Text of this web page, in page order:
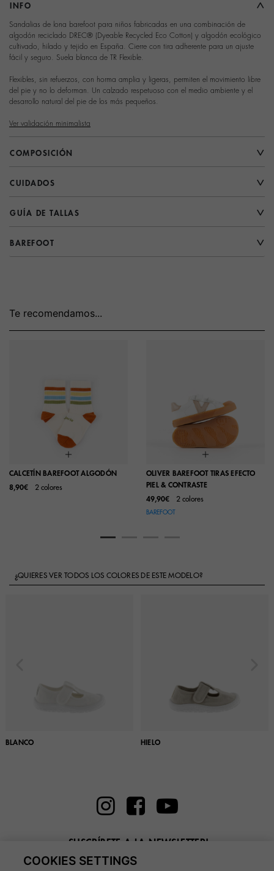
INFO
Sandalias de lona barefoot para niños fabricadas en una combinación de
algodón reciclado DREC® (Dyeable Recycled Eco Cotton) y algodón ecológico
cultivado, hilado y tejido en España. Cierre con tira adherente para un ajuste
fácil y seguro. Suela blanca de TR Flexible.
Flexibles, sin refuerzos, con horma amplia y ligeras, permiten el movimiento libre
del pie y no lo deforman. Un calzado respetuoso con el medio ambiente y el
desarrollo natural del pie de los más pequeños.
Ver validación minimalista
COMPOSICIÓN
CUIDADOS
GUÍA DE TALLAS
BAREFOOT
Te recomendamos...
CALCETÍN BAREFOOT ALGODÓN
8,90€
2 colores
OLIVER BAREFOOT TIRAS EFECTO
PIEL & CONTRASTE
49,90€
2 colores
BAREFOOT
¿QUIERES VER TODOS LOS COLORES DE ESTE MODELO?
BLANCO HIELO
¡SUSCRÍBETE A LA NEWSLETTER!
Introduce aquí tu email
COOKIES SETTINGS